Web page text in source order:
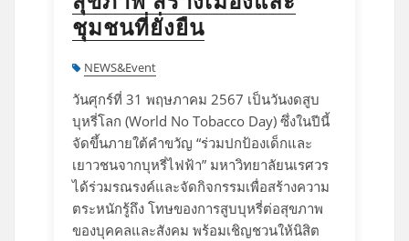
ชุมชนที่ยั่งยืน
NEWS&Event
วันศุกร์ที่ 31 พฤษภาคม 2567 เป็นวันงดสูบ
บุหรี่โลก (World No Tobacco Day) ซึ่งในปีนี้
จัดขึ้นภายใต้คำขวัญ “ร่วมปกป้องเด็กและ
เยาวชนจากบุหรี่ไฟฟ้า” มหาวิทยาลัยนเรศวร
ได้ร่วมรณรงค์และจัดกิจกรรมเพื่อสร้างความ
ตระหนักรู้ถึง โทษของการสูบบุหรี่ต่อสุขภาพ
ของบุคคลและสังคม พร้อมเชิญชวนให้นิสิต